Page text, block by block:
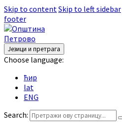
Skip to contentSkip to left sidebar
footer
Језици и претрага
Choose language:
ћир
lat
ENG
Search: